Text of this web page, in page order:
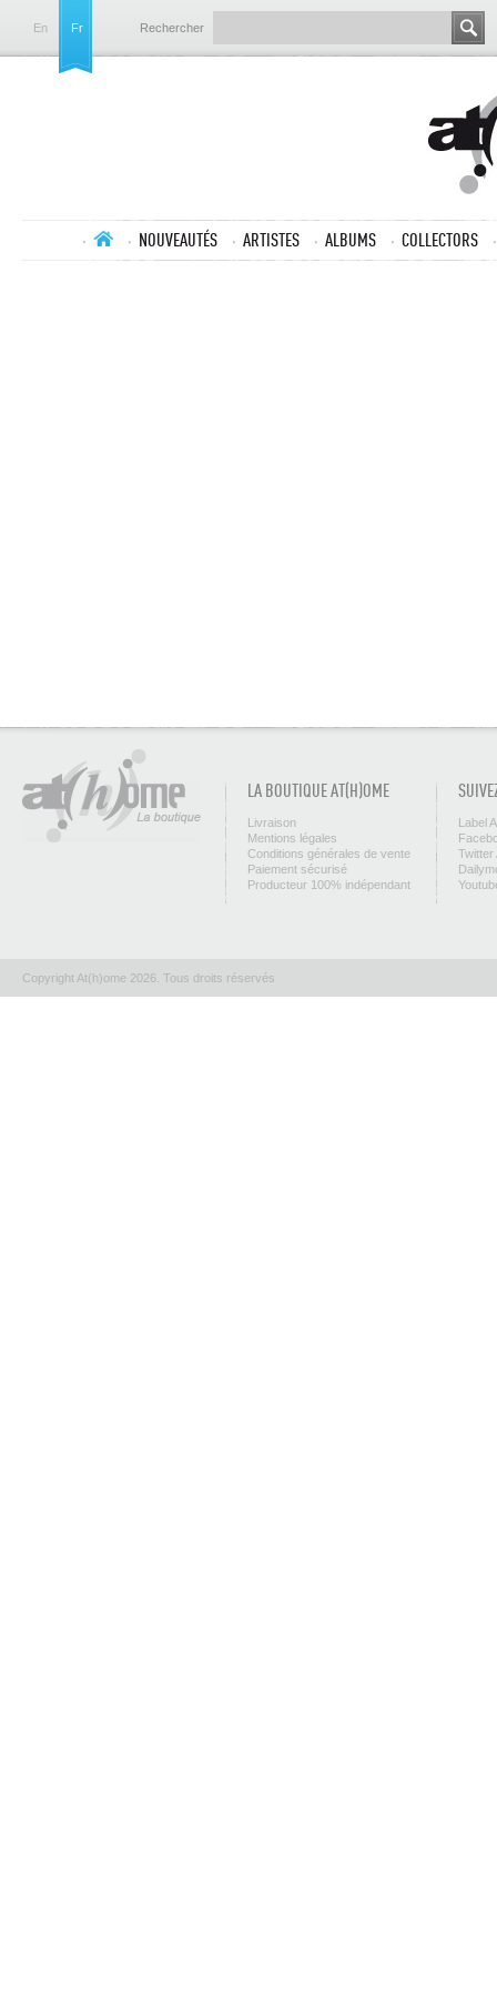
En Fr Rechercher
NOUVEAUTÉS ARTISTES ALBUMS COLLECTORS
LA BOUTIQUE AT(H)OME
Livraison
Mentions légales
Conditions générales de vente
Paiement sécurisé
Producteur 100% indépendant
Label
Twitter
Copyright At(h)ome 2026. Tous droits réservés